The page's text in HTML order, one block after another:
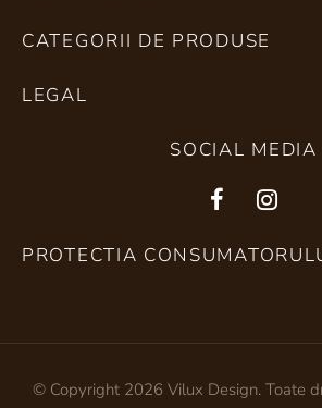
CATEGORII DE PRODUSE
LEGAL
SOCIAL MEDIA
PROTECTIA
© Copyright 2026 Vilux Design. Toate